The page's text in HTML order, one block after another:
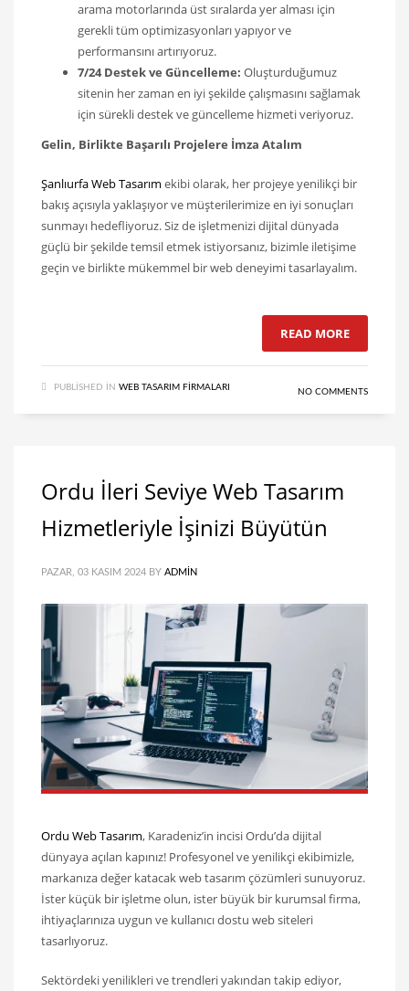
arama motorlarında üst sıralarda yer alması için
gerekli tüm optimizasyonları yapıyor ve
performansını artırıyoruz.
7/24 Destek ve Güncelleme: Oluşturduğumuz
sitenin her zaman en iyi şekilde çalışmasını sağlamak
için sürekli destek ve güncelleme hizmeti veriyoruz.
Gelin, Birlikte Başarılı Projelere İmza Atalım
Şanlıurfa Web Tasarım ekibi olarak, her projeye yenilikçi bir
bakış açısıyla yaklaşıyor ve müşterilerimize en iyi sonuçları
sunmayı hedefliyoruz. Siz de işletmenizi dijital dünyada
güçlü bir şekilde temsil etmek istiyorsanız, bizimle iletişime
geçin ve birlikte mükemmel bir web deneyimi tasarlayalım.
READ MORE
PUBLISHED IN WEB TASARIM FIRMALARI NO COMMENTS
Ordu İleri Seviye Web Tasarım
Hizmetleriyle İşinizi Büyütün
PAZAR, 03 KASIM 2024 BY ADMIN
Ordu Web Tasarım, Karadeniz’in incisi Ordu’da dijital
dünyaya açılan kapınız! Profesyonel ve yenilikçi ekibimizle,
markanıza değer katacak web tasarım çözümleri sunuyoruz.
İster küçük bir işletme olun, ister büyük bir kurumsal firma,
ihtiyaçlarınıza uygun ve kullanıcı dostu web siteleri
tasarlıyoruz.
Sektördeki yenilikleri ve trendleri yakından takip ediyor,